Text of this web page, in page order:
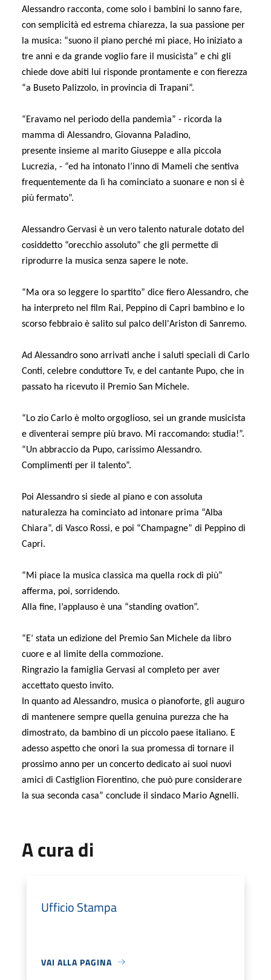
Alessandro racconta, come solo i bambini lo sanno fare,
con semplicità ed estrema chiarezza, la sua passione per
la musica: “suono il piano perché mi piace, Ho iniziato a
tre anni e da grande voglio fare il musicista” e chi gli
chiede dove abiti lui risponde prontamente e con fierezza
“a Buseto Palizzolo, in provincia di Trapani”.
“Eravamo nel periodo della pandemia” - ricorda la
mamma di Alessandro, Giovanna Paladino,
presente insieme al marito Giuseppe e alla piccola
Lucrezia, - “ed ha intonato l’inno di Mameli che sentiva
frequentemente da lì ha cominciato a suonare e non si è
più fermato”.
Alessandro Gervasi è un vero talento naturale dotato del
cosiddetto “orecchio assoluto” che gli permette di
riprodurre la musica senza sapere le note.
“Ma ora so leggere lo spartito” dice fiero Alessandro, che
ha interpreto nel film Rai, Peppino di Capri bambino e lo
scorso febbraio è salito sul palco dell'Ariston di Sanremo.
Ad Alessandro sono arrivati anche i saluti speciali di Carlo
Conti, celebre conduttore Tv, e del cantante Pupo, che in
passato ha ricevuto il Premio San Michele.
“Lo zio Carlo è molto orgoglioso, sei un grande musicista
e diventerai sempre più bravo. Mi raccomando: studia!”.
“Un abbraccio da Pupo, carissimo Alessandro.
Complimenti per il talento”.
Poi Alessandro si siede al piano e con assoluta
naturalezza ha cominciato ad intonare prima “Alba
Chiara”, di Vasco Rossi, e poi “Champagne” di Peppino di
Capri.
“Mi piace la musica classica ma quella rock di più”
afferma, poi, sorridendo.
Alla fine, l’applauso è una “standing ovation”.
“E’ stata un edizione del Premio San Michele da libro
cuore e al limite della commozione.
Ringrazio la famiglia Gervasi al completo per aver
accettato questo invito.
In quanto ad Alessandro, musica o pianoforte, gli auguro
di mantenere sempre quella genuina purezza che ha
dimostrato, da bambino di un piccolo paese italiano. E
adesso aspetto che onori la sua promessa di tornare il
prossimo anno per un concerto dedicato ai suoi nuovi
amici di Castiglion Fiorentino, che può pure considerare
la sua seconda casa” conclude il sindaco Mario Agnelli.
A cura di
Ufficio Stampa
VAI ALLA PAGINA